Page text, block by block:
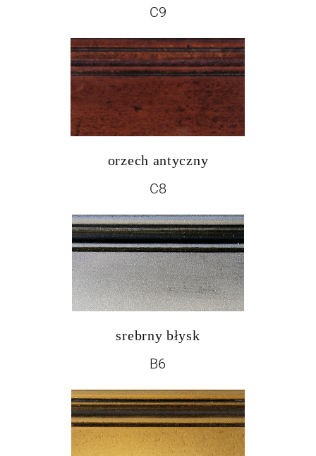
C9
orzech antyczny
C8
srebrny błysk
B6